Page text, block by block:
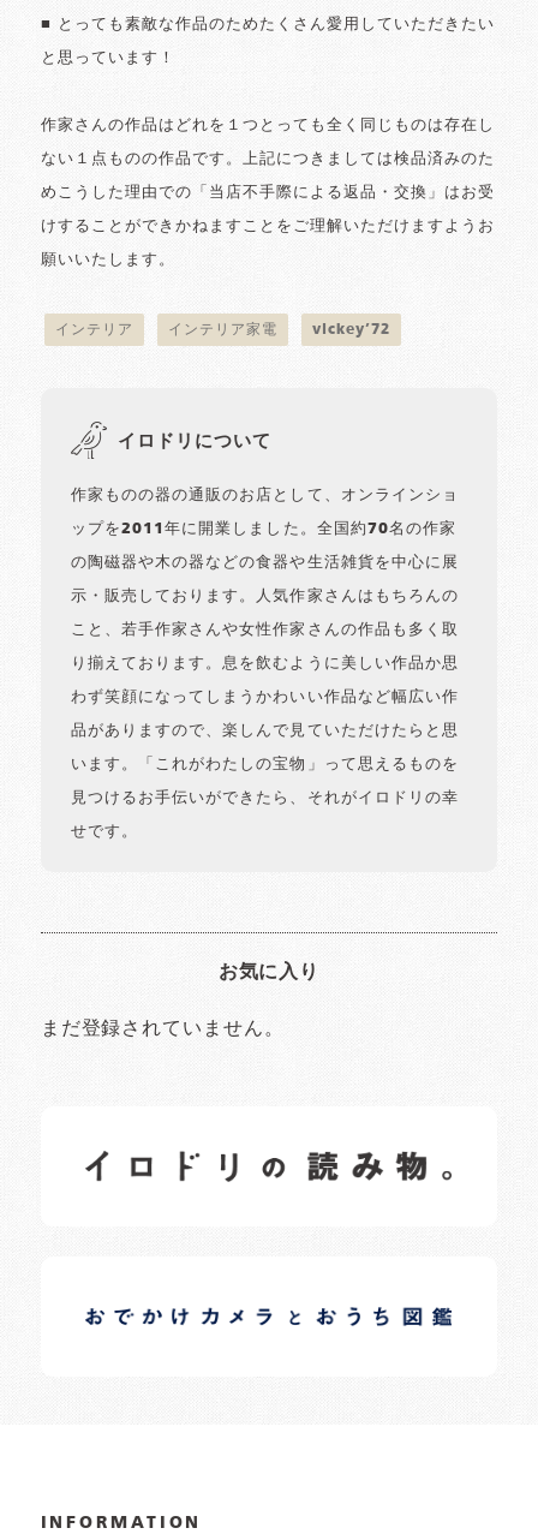
■ とっても素敵な作品のためたくさん愛用していただきたい
と思っています！
作家さんの作品はどれを１つとっても全く同じものは存在し
ない１点ものの作品です。上記につきましては検品済みのた
めこうした理由での「当店不手際による返品・交換」はお受
けすることができかねますことをご理解いただけますようお
願いいたします。
インテリア インテリア家電 vickey’72
イロドリについて
作家ものの器の通販のお店として、オンラインショ
ップを2011年に開業しました。全国約70名の作家
の陶磁器や木の器などの食器や生活雑貨を中心に展
示・販売しております。人気作家さんはもちろんの
こと、若手作家さんや女性作家さんの作品も多く取
り揃えております。息を飲むように美しい作品か思
わず笑顔になってしまうかわいい作品など幅広い作
品がありますので、楽しんで見ていただけたらと思
います。「これがわたしの宝物」って思えるものを
見つけるお手伝いができたら、それがイロドリの幸
せです。
お気に入り
まだ登録されていません。
日常の様子など随時更新中です。
日常の様子など随時更新中です。
INFORMATION